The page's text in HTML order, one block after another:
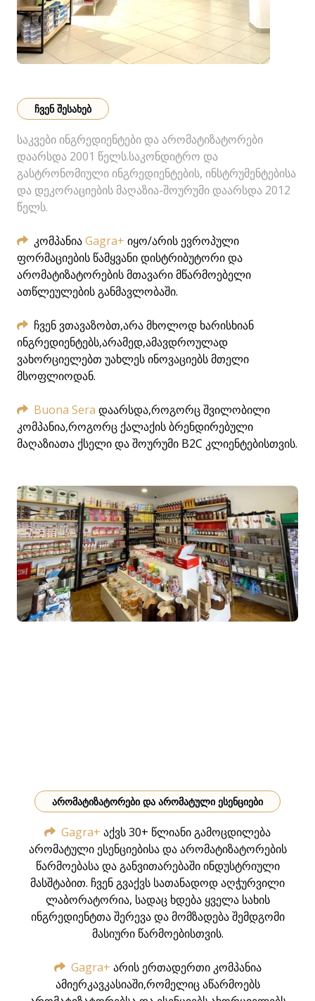
ᲩᲕᲔᲜ ᲨᲔᲡᲐᲮᲔᲑ
საკვები ინგრედიენტები და არომატიზატორები
დაარსდა 2001 წელს.საკონდიტრო და
გასტრონომიული ინგრედიენტების, ინსტრუმენტებისა
და დეკორაციების მაღაზია-შოურუმი დაარსდა 2012
წელს.
კომპანიაGagra+ იყო/არის ევროპული
ფორმაციების წამყვანი დისტრიბუტორი და
არომატიზატორების მთავარი მწარმოებელი
ათწლეულების განმავლობაში.
ჩვენ ვთავაზობთ,არა მხოლოდ ხარისხიან
ინგრედიენტებს,არამედ,ამავდროულად
ვახორციელებთ უახლეს ინოვაციებს მთელი
მსოფლიოდან.
Buona Sera დაარსდა,როგორც შვილობილი
კომპანია,როგორც ქალაქის ბრენდირებული
მაღაზიათა ქსელი და შოურუმი B2C კლიენტებისთვის.
ᲐᲠᲝᲛᲐᲢᲘᲖᲐᲢᲝᲠᲔᲑᲘ ᲓᲐ ᲐᲠᲝᲛᲐᲢᲣᲚᲘ ᲔᲡᲔᲜᲪᲘᲔᲑᲘ
Gagra+ აქვს 30+ წლიანი გამოცდილება
არომატული ესენციებისა და არომატიზატორების
წარმოებასა და განვითარებაში ინდუსტრიული
მასშტაბით. ჩვენ გვაქვს სათანადოდ აღჭურვილი
ლაბორატორია, სადაც ხდება ყველა სახის
ინგრედიენტთა შერევა და მომზადება შემდგომი
მასიური წარმოებისთვის.
Gagra+ არის ერთადერთი კომპანია
ამიერკავკასიაში,რომელიც აწარმოებს